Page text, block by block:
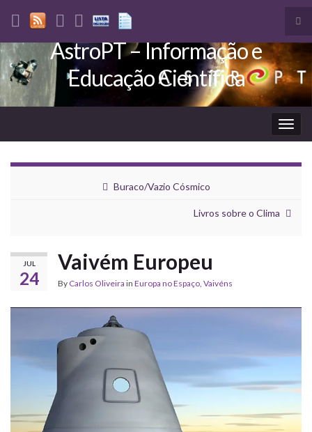
Search for:
AstroPT – Informação e
Educação Científica
Buraco/Vazio Cósmico
Livros sobre o Clima
JUL
24
Vaivém Europeu
By Carlos Oliveira in Europa no Espaço, Vaivéns